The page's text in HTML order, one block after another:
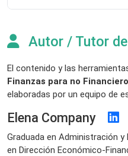
Autor / Tutor
El contenido y las
Finanzas para no
elaboradas por un equipo de
Elena Company
Graduada en Administración
en Dirección Económico-